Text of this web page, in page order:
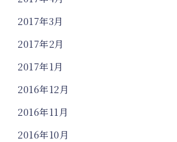
2017年3月
2017年2月
2017年1月
2016年12月
2016年11月
2016年10月